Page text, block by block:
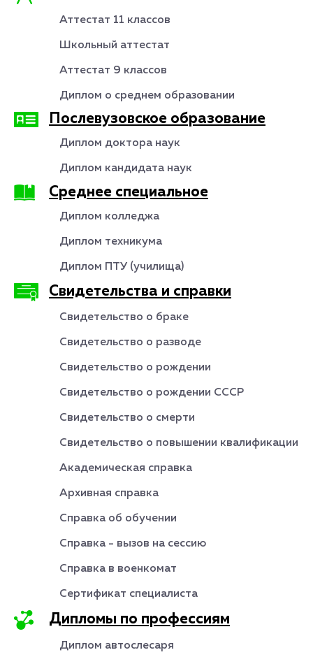
Аттестат 11 классов
Школьный аттестат
Аттестат 9 классов
Диплом о среднем образовании
Послевузовское образование
Диплом доктора наук
Диплом кандидата наук
Среднее специальное
Диплом колледжа
Диплом техникума
Диплом ПТУ (училища)
Свидетельства и справки
Свидетельство о браке
Свидетельство о разводе
Свидетельство о рождении
Свидетельство о рождении СССР
Свидетельство о смерти
Свидетельство о повышении квалификации
Академическая справка
Архивная справка
Справка об обучении
Справка - вызов на сессию
Справка в военкомат
Сертификат специалиста
Дипломы по профессиям
Диплом автослесаря